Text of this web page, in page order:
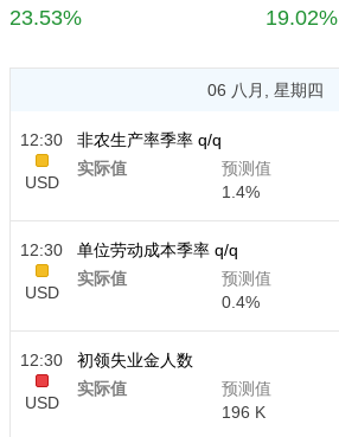
23.53% 19.02%
06 八月, 星期四
12:30
USD
非农生产率季率 q/q
实际值
预测值
1.4%
12:30
USD
单位劳动成本季率 q/q
实际值
预测值
0.4%
12:30
USD
初领失业金人数
实际值
预测值
196 K